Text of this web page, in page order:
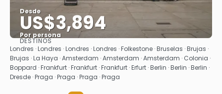
Desde
US$3,894
Por persona
Ver
DESTINOS
Londres · Londres · Londres · Londres · Folkestone · Bruselas · Brujas ·
Brujas · La Haya · Amsterdam · Amsterdam · Amsterdam · Colonia ·
Boppard · Frankfurt · Frankfurt · Frankfurt · Erfurt · Berlin · Berlin · Berlin ·
Dresde · Praga · Praga · Praga · Praga